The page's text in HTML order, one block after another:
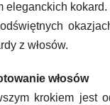
eleganckich
z włosów.
włosów
krokiem jest